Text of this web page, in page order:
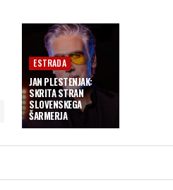
ESTRADA
JAN PLESTENJAK:
SKRITA STRAN
SLOVENSKEGA
ŠARMERJA